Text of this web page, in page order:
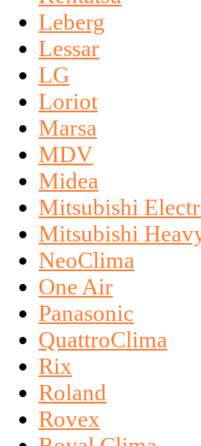
Leberg
Lessar
LG
Loriot
Marsa
MDV
Midea
Mitsubishi
Mitsubishi
NeoClima
One Air
Panasonic
QuattroClima
Rix
Roland
Rovex